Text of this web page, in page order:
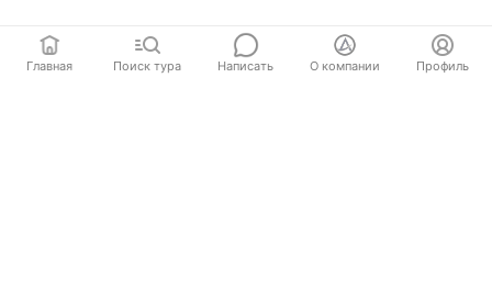
Главная Поиск тура Написать О компании Профиль